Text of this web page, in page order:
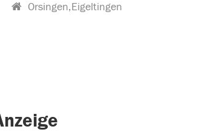
Orsingen,Eigeltingen